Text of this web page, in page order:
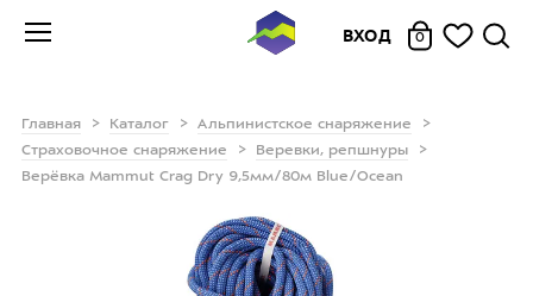
ВХОД 0
Главная Каталог
Альпинистское снаряжение
Страховочное снаряжение
Веревки, репшнуры
Верёвка Mammut Crag Dry 9,5мм/80м Blue/Ocean